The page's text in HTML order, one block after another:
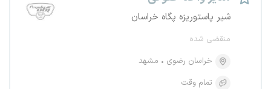
شیر پاستوریزه پگاه خراسان
منقضی شده
خراسان رضوی
مشهد
تمام وقت